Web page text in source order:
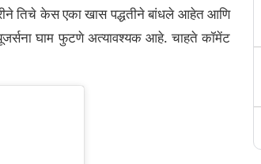
तिचे केस एका खास पद्धतीने बांधले आहेत आणि
घाम फुटणे अत्यावश्यक आहे. चाहते कॉमेंट